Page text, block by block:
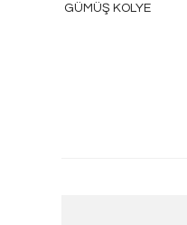
GÜMÜŞ KOLYE